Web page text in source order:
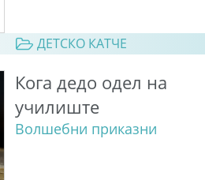
ДЕТСКО КАТЧЕ
Кога дедо одел на
училиште
Волшебни приказни